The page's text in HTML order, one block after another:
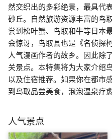
然交织出的多彩绝景，最具代
砂丘。自然旅游资源丰富的鸟
尝到松叶蟹、鸟取和牛等日本
会惊讶，鸟取县也是《名侦探
人气漫画作者的故乡。因此除
关景点。本特集将为大家介绍
以及住宿推荐。如果你在都
到鸟取品尝美食，泡泡温泉疗
人气景点